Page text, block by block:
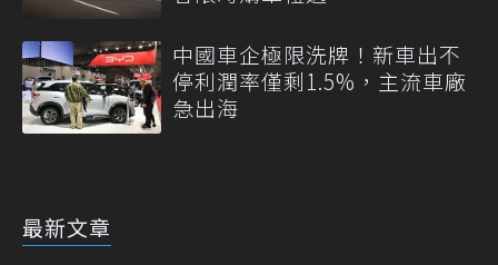
中國車企極限洗牌！新車出不
停利潤率僅剩1.5%，主流車廠
急出海
最新文章